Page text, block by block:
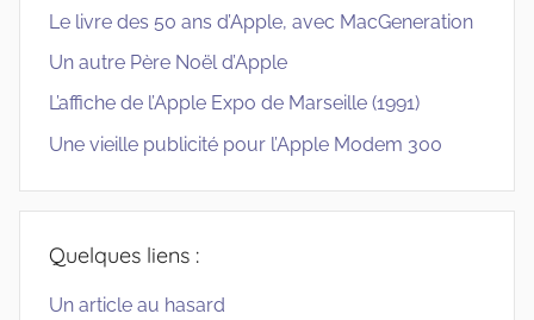
Le livre des 50 ans d’Apple, avec MacGeneration
Un autre Père Noël d’Apple
L’affiche de l’Apple Expo de Marseille (1991)
Une vieille publicité pour l’Apple Modem 300
Quelques liens :
Un article au hasard